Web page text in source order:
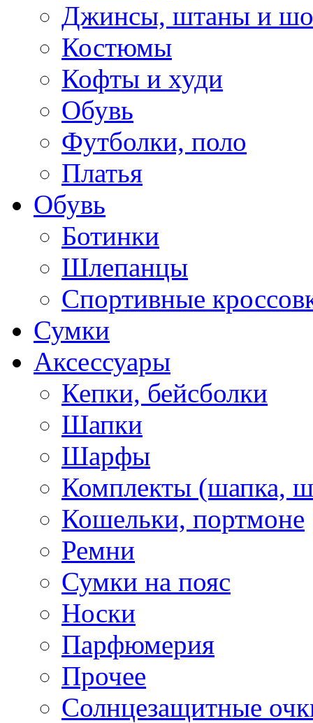
Джинсы, штаны и
Костюмы
Кофты и худи
Обувь
Футболки, поло
Платья
Обувь
Ботинки
Шлепанцы
Спортивные
Сумки
Аксессуары
Кепки, бейсболки
Шапки
Шарфы
Комплекты (шапка,
Кошельки, портмоне
Ремни
Сумки на пояс
Носки
Парфюмерия
Прочее
Солнцезащитные